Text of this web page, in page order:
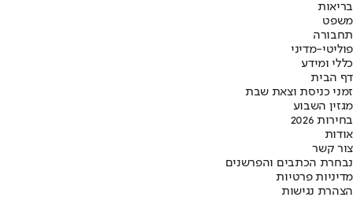
בריאות
משפט
תחבורה
פוליטי-מדיני
כללי ומידע
דף הבית
זמני כניסת וצאת שבת
מגזין השבוע
בחירות 2026
אודות
צור קשר
נבחרת הכתבים והפרשנים
מדיניות פרטיות
הצהרת נגישות